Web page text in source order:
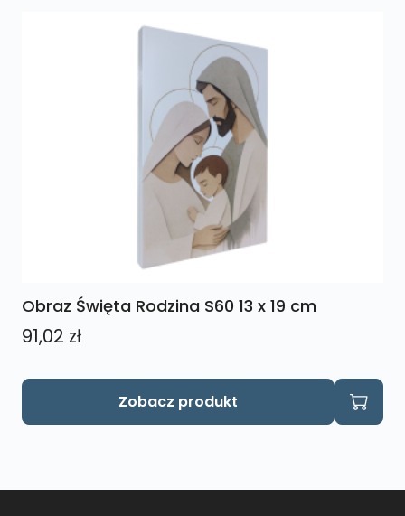
Obraz Święta Rodzina S60 13 x 19 cm
91,02 zł
Zobacz produkt